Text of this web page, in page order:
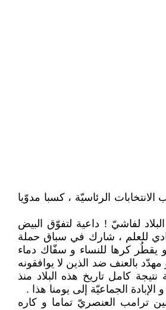
الرئاسيّة ، كسبا مدوّيا
لفاشيّ ! داعية لتفوّق البيض
للعلم ، شارك في سباق حملة
يقطُر كرها للنساء و سفّاك دماء
بالعنف ضد الذين لا يوافقونه
نتيجة كامل تاريخ هذه البلاد منذ
الجماعيّة إلى يومنا هذا .
ترامب العنصريّ تماما و كاره